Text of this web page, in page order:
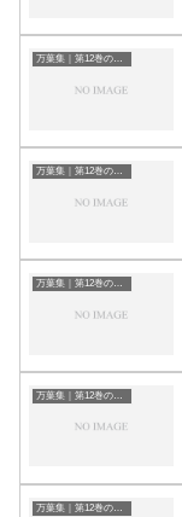
万葉集｜第12巻の和歌一覧
万葉集｜第12巻の和歌一覧
万葉集｜第12巻の和歌一覧
万葉集｜第12巻の和歌一覧
万葉集｜第12巻の和歌一覧